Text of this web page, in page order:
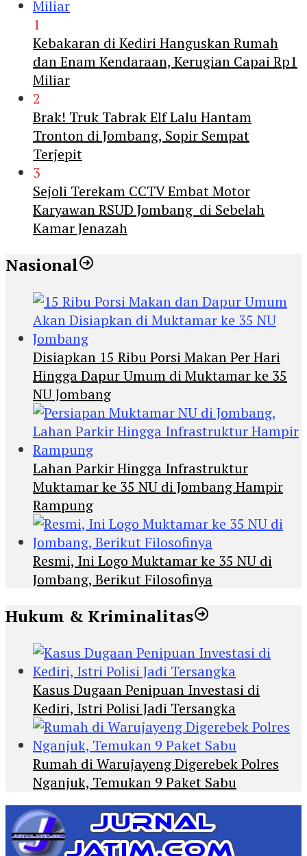
1
Kebakaran di Kediri Hanguskan Rumah
dan Enam Kendaraan, Kerugian Capai Rp1
Miliar
2
Brak! Truk Tabrak Elf Lalu Hantam
Tronton di Jombang, Sopir Sempat
Terjepit
3
Sejoli Terekam CCTV Embat Motor
Karyawan RSUD Jombang di Sebelah
Kamar Jenazah
Nasional
Disiapkan 15 Ribu Porsi Makan Per Hari
Hingga Dapur Umum di Muktamar ke 35
NU Jombang
Lahan Parkir Hingga Infrastruktur
Muktamar ke 35 NU di Jombang Hampir
Rampung
Resmi, Ini Logo Muktamar ke 35 NU di
Jombang, Berikut Filosofinya
Hukum & Kriminalitas
Kasus Dugaan Penipuan Investasi di
Kediri, Istri Polisi Jadi Tersangka
Rumah di Warujayeng Digerebek Polres
Nganjuk, Temukan 9 Paket Sabu